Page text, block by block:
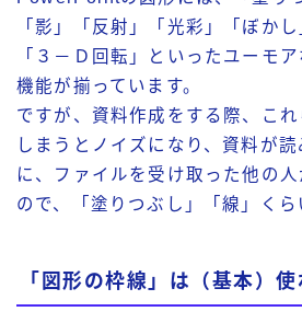
「影」「反射」「光彩」「ぼか
「３－Ｄ回転」といったユーモ
機能が揃っています。
ですが、 資料作成をする際、こ
しまうとノイズになり、資料が
に、ファイルを受け取った他の
ので、「塗りつぶし」
「線 」 くら
「図形の枠線」は（基本）